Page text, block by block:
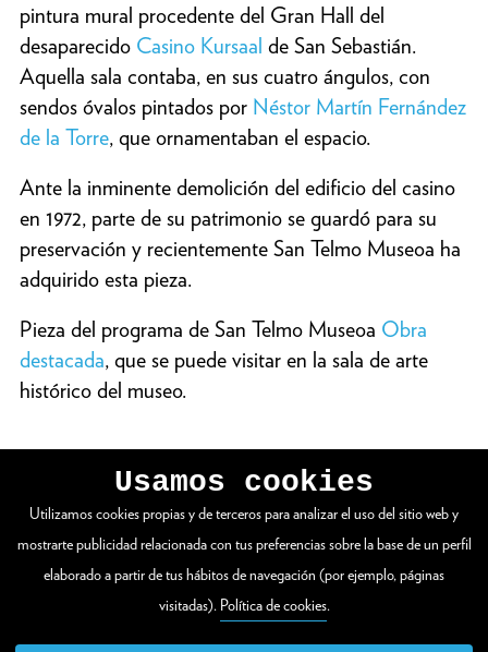
pintura mural procedente del Gran Hall del
desaparecido Casino Kursaal de San Sebastián.
Aquella sala contaba, en sus cuatro ángulos, con
sendos óvalos pintados por Néstor Martín Fernández
de la Torre, que ornamentaban el espacio.
Ante la inminente demolición del edificio del casino
en 1972, parte de su patrimonio se guardó para su
preservación y recientemente San Telmo Museoa ha
adquirido esta pieza.
Pieza del programa de San Telmo Museoa Obra
destacada, que se puede visitar en la sala de arte
histórico del museo.
VER WEB COMPLETA
20003 Donostia / San Sebastián
Usamos cookies
Utilizamos cookies propias y de terceros para analizar el uso del sitio web y
mostrarte publicidad relacionada con tus preferencias sobre la base de un perfil
elaborado a partir de tus hábitos de navegación (por ejemplo, páginas
visitadas). Política de cookies.